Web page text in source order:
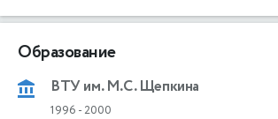
Образование
ВТУ им. М.С. Щепкина
1996 - 2000